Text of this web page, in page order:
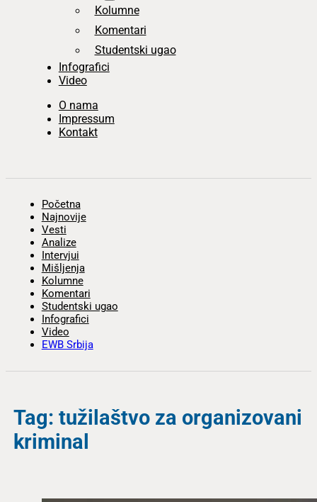
Kolumne
Komentari
Studentski ugao
Infografici
Video
O nama
Impressum
Kontakt
Početna
Najnovije
Vesti
Analize
Intervjui
Mišljenja
Kolumne
Komentari
Studentski ugao
Infografici
Video
EWB Srbija
Tag: tužilaštvo za organizovani
kriminal